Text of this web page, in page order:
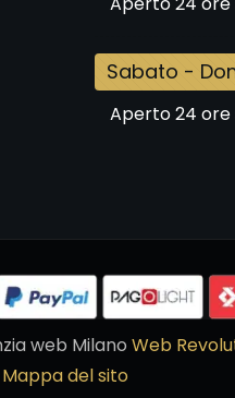
Sabato -
Aperto 24 ore
web Milano Web
Mappa del sito